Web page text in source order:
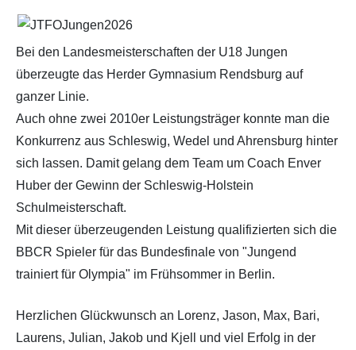
Bei den Landesmeisterschaften der U18 Jungen
überzeugte das Herder Gymnasium Rendsburg auf
ganzer Linie.
Auch ohne zwei 2010er Leistungsträger konnte man die
Konkurrenz aus Schleswig, Wedel und Ahrensburg hinter
sich lassen. Damit gelang dem Team um Coach Enver
Huber der Gewinn der Schleswig-Holstein
Schulmeisterschaft.
Mit dieser überzeugenden Leistung qualifizierten sich die
BBCR Spieler für das Bundesfinale von "Jungend
trainiert für Olympia" im Frühsommer in Berlin.
Herzlichen Glückwunsch an Lorenz, Jason, Max, Bari,
Laurens, Julian, Jakob und Kjell und viel Erfolg in der